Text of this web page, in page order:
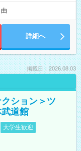
詳細へ
掲載日：2026.08.03
ション＞ツ
道館
大学生歓迎